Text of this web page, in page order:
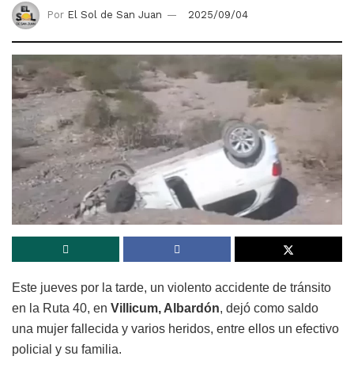
Por El Sol de San Juan 2025/09/04
Este jueves por la tarde, un violento accidente de tránsito
en la Ruta 40, en Villicum, Albardón, dejó como saldo
una mujer fallecida y varios heridos, entre ellos un efectivo
policial y su familia.